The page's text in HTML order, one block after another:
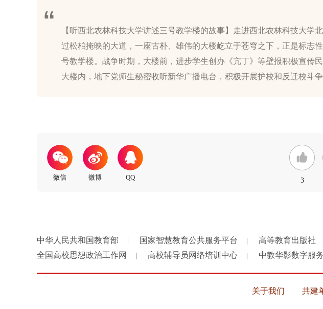
【听西北农林科技大学讲述三号教学楼的故事】走进西北农林科技大学
过松柏掩映的大道，一座古朴、雄伟的大楼屹立于苍穹之下，正是标志
号教学楼。战争时期，大楼前，进步学生创办《亢丁》等壁报积极宣传民
3
中华人民共和国教育部 国家智慧教育公共服务平台 高等教育出版社
全国高校思想政治工作网 高校辅导员网络培训中心 中教华影数字服
关于我们 共建